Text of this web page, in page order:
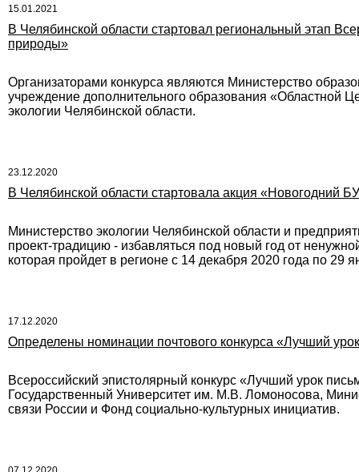
15.01.2021
В Челябинской области стартовал региональный этап
природы»
Организаторами конкурса являются Министерство
учреждение дополнительного образования «Областной
экологии Челябинской области.
23.12.2020
В Челябинской области стартовала акция «Новогодний
Министерство экологии Челябинской области и
проект-традицию - избавляться под новый год от
которая пройдет в регионе с 14 декабря 2020 года по 29
17.12.2020
Определены номинации почтового конкурса «Лучший
Всероссийский эпистолярный конкурс «Лучший урок
Государственный Университет им. М.В. Ломоносова,
связи России и Фонд социально-культурных инициатив.